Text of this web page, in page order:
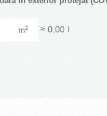
m2 ≈ 0.00 l